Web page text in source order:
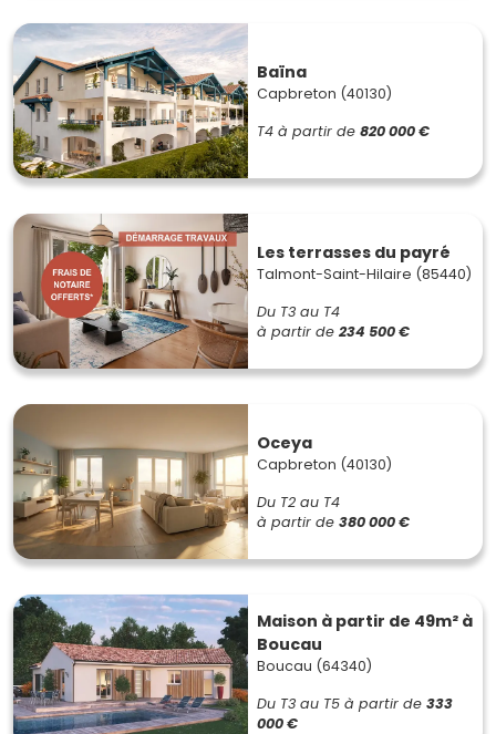
Baïna
Capbreton (40130)
T4 à partir de 820 000 €
Les terrasses du payré
Talmont-Saint-Hilaire (85440)
Du T3 au T4
à partir de 234 500 €
Oceya
Capbreton (40130)
Du T2 au T4
à partir de 380 000 €
Maison à partir de 49m² à
Boucau
Boucau (64340)
Du T3 au T5 à partir de 333
000 €